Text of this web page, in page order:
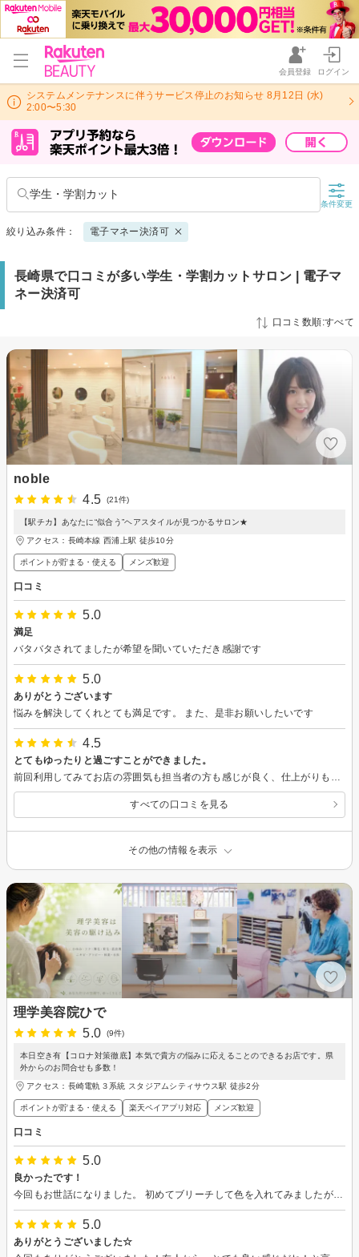
会員登録 ログイン
システムメンテナンスに伴うサービス停止のお知らせ 8月12日 (水)
2:00〜5:30
学生・学割カット
条件変更
絞り込み条件： 電子マネー決済可
長崎県で口コミが多い学生・学割カットサロン | 電子マ
ネー決済可
口コミ数順:すべて
noble
4.5
(21件)
【駅チカ】あなたに“似合う”ヘアスタイルが見つかるサロン★
アクセス：長崎本線 西浦上駅 徒歩10分
ポイントが貯まる・使える メンズ歓迎
口コミ
5.0
満足
バタバタされてましたが希望を聞いていただき感謝です
5.0
ありがとうございます
悩みを解決してくれとても満足です。 また、是非お願いしたいです
4.5
とてもゆったりと過ごすことができました。
すべての口コミを見る
その他の情報を表示
理学美容院ひで
5.0
(9件)
本日空き有【コロナ対策徹底】本気で貴方の悩みに応えることのできるお店です。県
外からのお問合せも多数！
アクセス：長崎電軌３系統 スタジアムシティサウス駅 徒歩2分
ポイントが貯まる・使える 楽天ペイアプリ対応 メンズ歓迎
口コミ
5.0
良かったです！
今回もお世話になりました。 初めてブリーチして色を入れてみましたが、とても綺麗に仕上がりました！ その後の手入れの仕方もアドバイスしていただきました^_^ また宜しくお願いします☆
5.0
ありがとうございました☆